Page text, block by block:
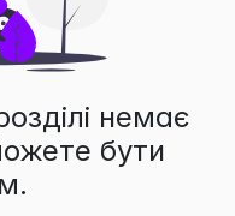
немає
бути